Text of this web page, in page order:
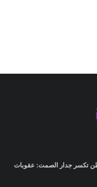
تكسر جدار الصمت: عقوبات